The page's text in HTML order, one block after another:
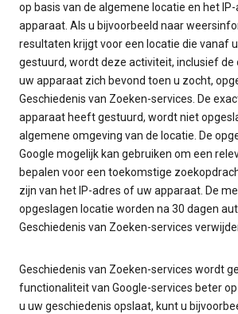
op basis van de algemene locatie en het
apparaat. Als u bijvoorbeeld naar
resultaten krijgt voor een locatie die vanaf
gestuurd, wordt deze activiteit, inclusief de
uw apparaat zich bevond toen u zocht,
Geschiedenis van Zoeken-services. De
apparaat heeft gestuurd, wordt niet
algemene omgeving van de locatie. De
Google mogelijk kan gebruiken om een
bepalen voor een toekomstige
zijn van het IP-adres of uw apparaat. De
opgeslagen locatie worden na 30 dagen
Geschiedenis van Zoeken-services
Geschiedenis van Zoeken-services wordt
functionaliteit van Google-services beter
u uw geschiedenis opslaat, kunt u